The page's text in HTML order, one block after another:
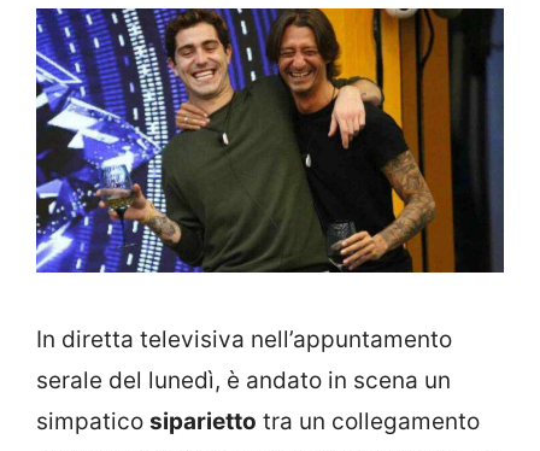
In diretta televisiva nell’appuntamento
serale del lunedì, è andato in scena un
simpatico siparietto tra un collegamento